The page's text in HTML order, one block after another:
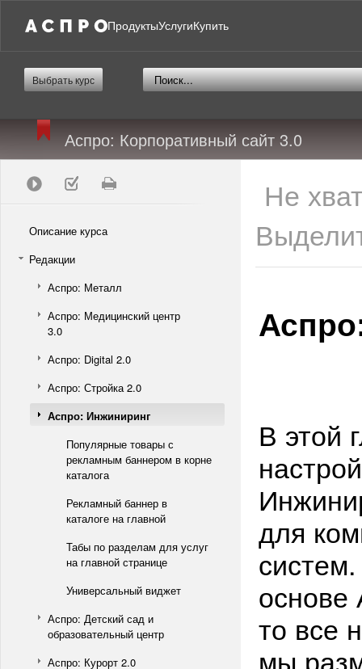
ПродуктыУслугиКупить
Выбрать курс
Аспро: Корпоративный сайт 3.0
Описание курса
Редакции
Аспро: Металл
Аспро: Медицинский центр
3.0
Аспро: Digital 2.0
Аспро: Стройка 2.0
Аспро: Инжиниринг
Популярные товары с
рекламным баннером в корне
каталога
Рекламный баннер в
каталоге на главной
Табы по разделам для услуг
на главной странице
Универсальный виджет
Аспро: Детский сад и
образовательный центр
Аспро: Курорт 2.0
Не
В этой
для
основе
то все
мы